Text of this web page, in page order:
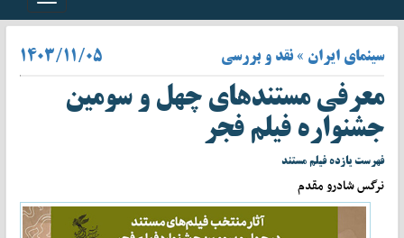
سینمای ایران » نقد و بررسی ۱۴۰۳/۱۱/۰۵
معرفی مستندهای چهل و سومین
جشنواره فیلم فجر
فهرست یازده فیلم مستند
نرگس شادرو مقدم